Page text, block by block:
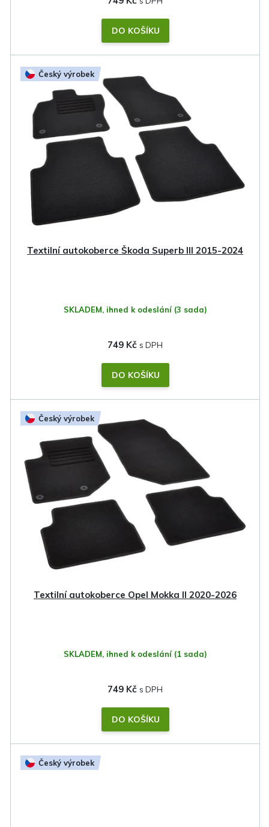
DO KOŠÍKU
Český výrobek
Textilní autokoberce Škoda Superb III 2015-2024
SKLADEM, ihned k odeslání (3 sada)
749 Kč
DO KOŠÍKU
Český výrobek
Textilní autokoberce Opel Mokka II 2020-2026
SKLADEM, ihned k odeslání (1 sada)
749 Kč
DO KOŠÍKU
Český výrobek